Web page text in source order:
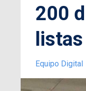
200
listas
Equipo Digital